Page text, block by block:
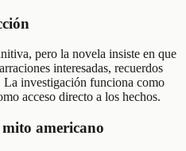
pero la novela insiste en que
interesadas, recuerdos
La investigación funciona como
acceso directo a los hechos.
americano